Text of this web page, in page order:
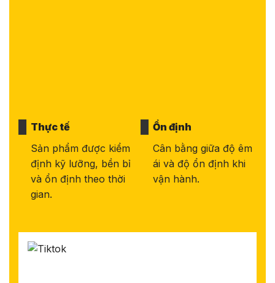
Thực tế
Sản phẩm được kiểm
định kỹ lưỡng, bền bỉ
và ổn định theo thời
gian.
Ổn định
Cân bằng giữa độ êm
ái và độ ổn định khi
vận hành.